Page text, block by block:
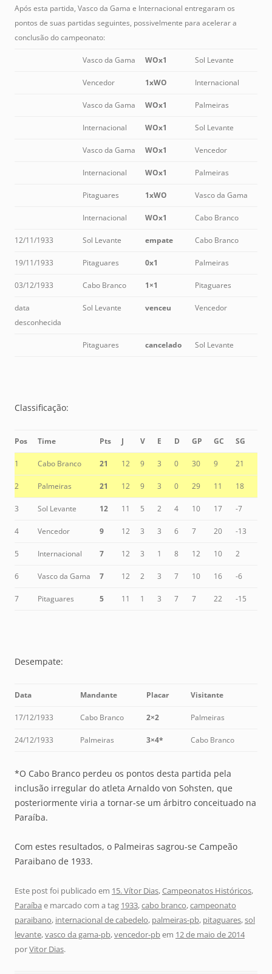
Após esta partida, Vasco da Gama e Internacional entregaram os
pontos de suas partidas seguintes, possivelmente para acelerar a
conclusão do campeonato:
Vasco da Gama WOx1 Sol Levante
Vencedor 1xWO Internacional
Vasco da Gama WOx1 Palmeiras
Internacional WOx1 Sol Levante
Vasco da Gama WOx1 Vencedor
Internacional WOx1 Palmeiras
Pitaguares 1xWO Vasco da Gama
Internacional WOx1 Cabo Branco
12/11/1933 Sol Levante empate Cabo Branco
19/11/1933 Pitaguares 0x1 Palmeiras
03/12/1933 Cabo Branco 1×1 Pitaguares
data
desconhecida
Sol Levante venceu Vencedor
Pitaguares cancelado Sol Levante
Classificação:
Pos Time Pts J V E D GP GC SG
1 Cabo Branco 21 12 9 3 0 30 9 21
2 Palmeiras 21 12 9 3 0 29 11 18
3 Sol Levante 12 11 5 2 4 10 17 -7
4 Vencedor 9 12 3 3 6 7 20 -13
5 Internacional 7 12 3 1 8 12 10 2
6 Vasco da Gama 7 12 2 3 7 10 16 -6
7 Pitaguares 5 11 1 3 7 7 22 -15
Desempate:
Data Mandante Placar Visitante
17/12/1933 Cabo Branco 2×2 Palmeiras
24/12/1933 Palmeiras 3×4* Cabo Branco
*O Cabo Branco perdeu os pontos desta partida pela
inclusão irregular do atleta Arnaldo von Sohsten, que
posteriormente viria a tornar-se um árbitro conceituado na
Paraíba.
Com estes resultados, o Palmeiras sagrou-se Campeão
Paraibano de 1933.
Este post foi publicado em 15. Vítor Dias,Campeonatos Históricos,
Paraíba e marcado com a tag 1933,cabo branco,campeonato
paraibano, internacional de cabedelo, palmeiras-pb, pitaguares,sol
levante,vasco da gama-pb,vencedor-pbem 12 de maio de 2014
porVitor Dias.